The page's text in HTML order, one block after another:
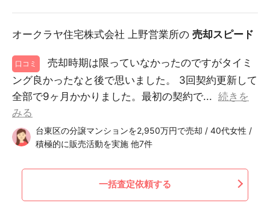
オークラヤ住宅株式会社 上野営業所の 売却スピード
口コミ
売却時期は限っていなかったのですがタイミ
ング良かったなと後で思いました。 3回契約更新して
全部で9ヶ月かかりました。最初の契約で... 続きを
みる
台東区の分譲マンションを2,950万円で売却 / 40代女性 /
積極的に販売活動を実施 他7件
一括査定依頼する